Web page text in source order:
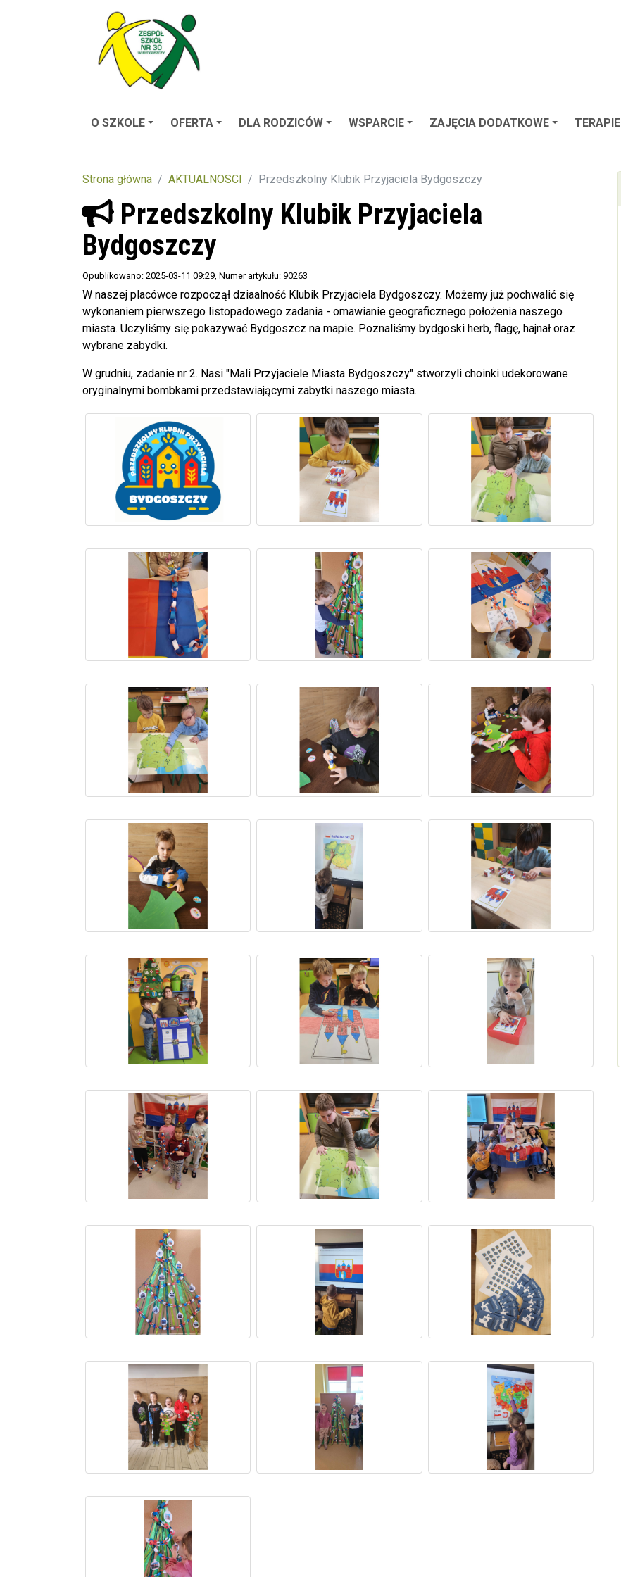
O SZKOLE OFERTA DLA RODZICÓW WSPARCIE ZAJĘCIA DODATKOWE TERAPIE
Strona główna AKTUALNOSCI Przedszkolny Klubik Przyjaciela Bydgoszczy
Przedszkolny Klubik Przyjaciela
Bydgoszczy
Opublikowano: 2025-03-11 09:29 , Numer artykułu: 90263
W naszej placówce rozpoczął dziaalność Klubik Przyjaciela Bydgoszczy. Możemy już pochwalić się
wykonaniem pierwszego listopadowego zadania - omawianie geograficznego położenia naszego
miasta. Uczyliśmy się pokazywać Bydgoszcz na mapie. Poznaliśmy bydgoski herb, flagę, hajnał oraz
wybrane zabydki.
W grudniu, zadanie nr 2. Nasi "Mali Przyjaciele Miasta Bydgoszczy" stworzyli choinki udekorowane
oryginalnymi bombkami przedstawiającymi zabytki naszego miasta.